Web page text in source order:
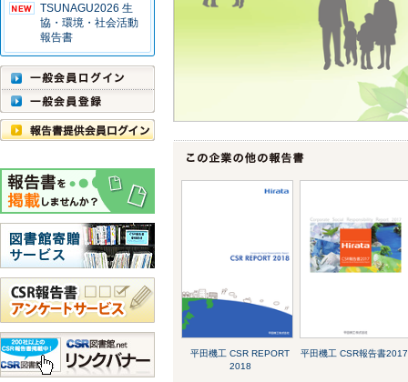
TSUNAGU2026 生
協・環境・社会活動
報告書
平田機工 CSR REPORT
2018
平田機工 CSR報告書2017